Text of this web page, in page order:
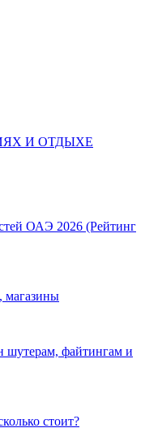
И ОТДЫХЕ
ОАЭ 2026 (Рейтинг
магазины
шутерам, файтингам и
стоит?